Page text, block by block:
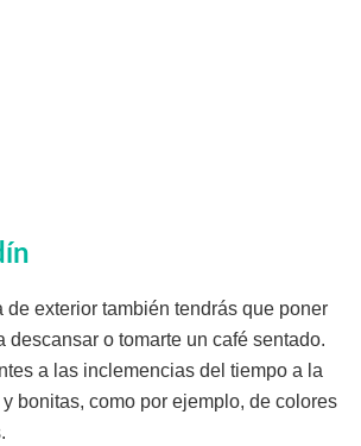
de exterior también tendrás que poner
descansar o tomarte un café sentado.
a las inclemencias del tiempo a la
bonitas, como por ejemplo, de colores